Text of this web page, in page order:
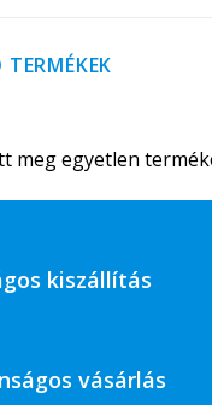
meg egyetlen
kiszállítás
vásárlás